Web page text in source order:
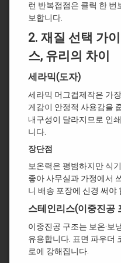
런 반복접점은 클릭 한 번
보합니다.
2. 재질 선택 가
스, 유리의 차이
세라믹(도자)
세라믹 머그컵제작은 가
게감이 안정적 사용감을
내구성이 달라지므로 인
니다.
장단점
보온력은 평범하지만 식
좋아 사무실과 가정에서
니 배송 포장에 신경 써야
스테인리스(이중진공
이중진공 구조는 보온·보
유용합니다. 표면 파우더
로에 강해집니다.